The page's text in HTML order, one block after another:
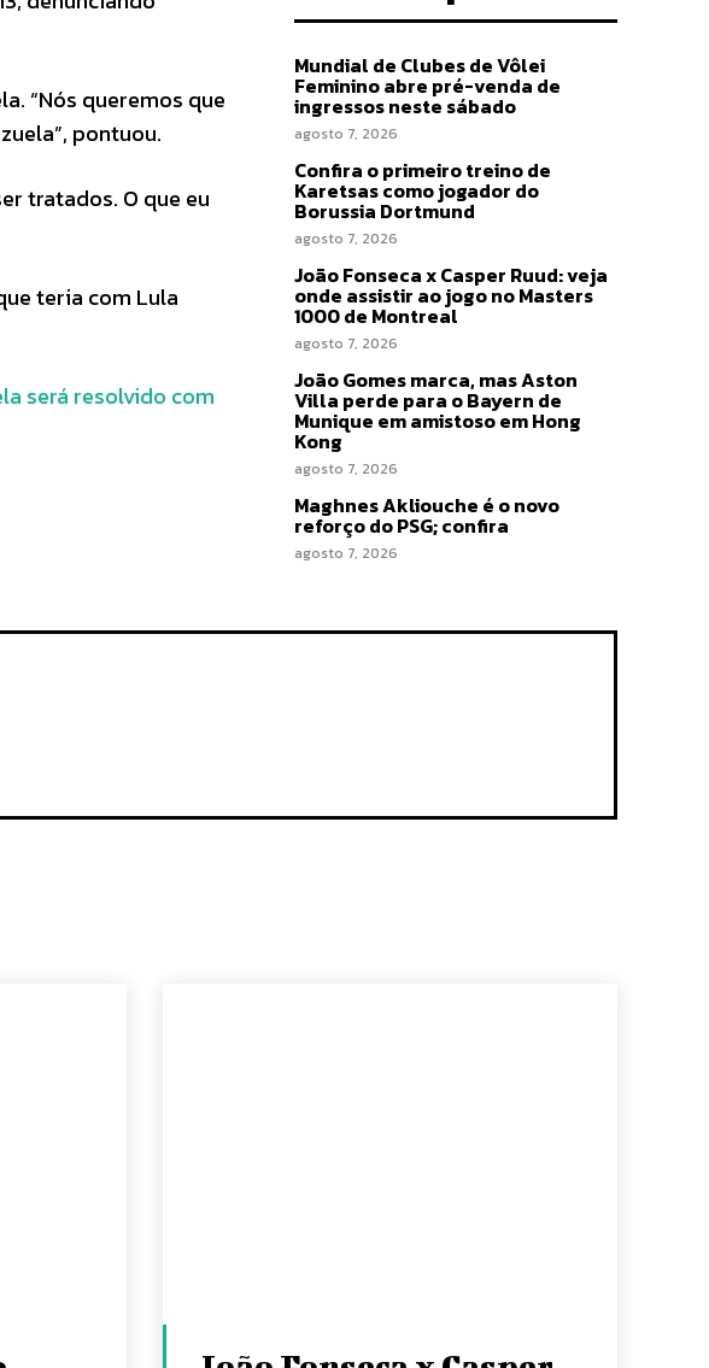
“Nós queremos que
pontuou.
tratados. O que eu
teria com Lula
será resolvido com
Mundial de Clubes de Vôlei
Feminino abre pré-venda de
ingressos neste sábado
agosto 7, 2026
Confira o primeiro treino de
Karetsas como jogador do
Borussia Dortmund
agosto 7, 2026
João Fonseca x Casper Ruud: veja
onde assistir ao jogo no Masters
1000 de Montreal
agosto 7, 2026
João Gomes marca, mas Aston
Villa perde para o Bayern de
Munique em amistoso em Hong
Kong
agosto 7, 2026
Maghnes Akliouche é o novo
reforço do PSG; confira
agosto 7, 2026